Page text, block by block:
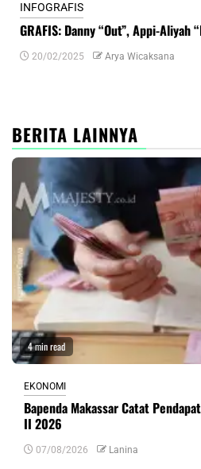
INFOGRAFIS
GRAFIS: Danny “Out”, Appi-Aliyah
20/02/2025 Arya Wicaksana
BERITA LAINNYA
4 min read
EKONOMI
Bapenda Makassar Catat
II 2026
07/08/2026 Lanina